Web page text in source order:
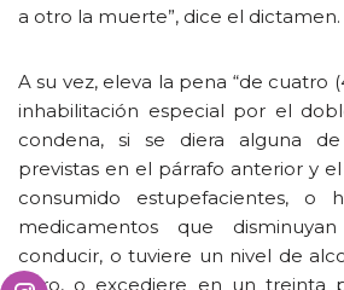
a otro la muerte”, dice el dictamen.
A su vez, eleva la pena “de cuatro
inhabilitación especial por el
condena, si se diera alguna de
previstas en el párrafo anterior y
consumido estupefacientes, o
medicamentos que
conducir, o tuviere un nivel de
cero, o excediere en un treinta